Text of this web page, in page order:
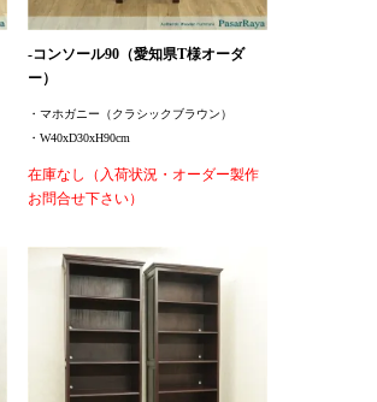
-コンソール90（愛知県T様オーダ
ー）
・マホガニー（クラシックブラウン）
・W40xD30xH90cm
在庫なし（入荷状況・オーダー製作
お問合せ下さい）